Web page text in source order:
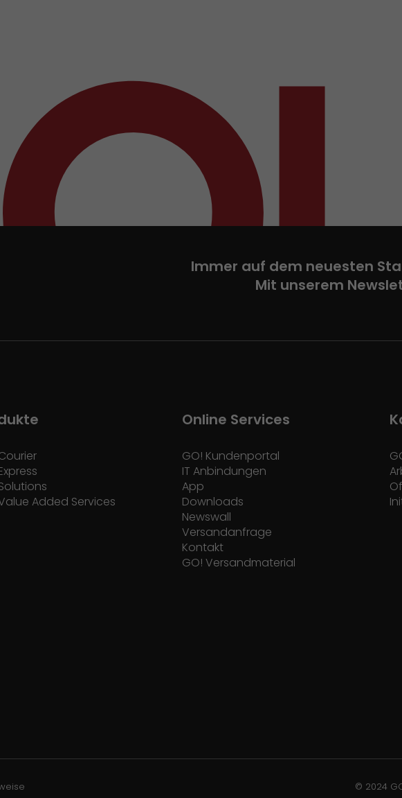
Immer auf dem neuesten
Mit unserem
Added Services
Online Services
GO! Kundenportal
IT Anbindungen
App
Downloads
Newswall
Versandanfrage
Kontakt
GO! Versandmaterial
© 2024